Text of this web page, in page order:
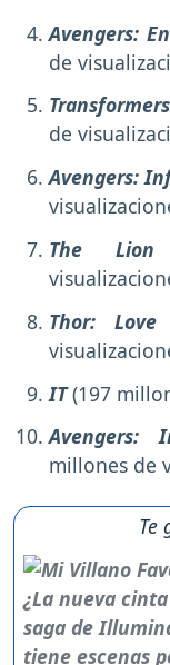
Avengers:
de
de
Avengers:
The
Thor:
IT(197
Avengers:
millones de
Te